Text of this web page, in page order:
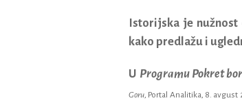
Istorijska je nužnost
kako predlažu i
U Programu Pokret
Goru , Portal Analitika, 8. avgust